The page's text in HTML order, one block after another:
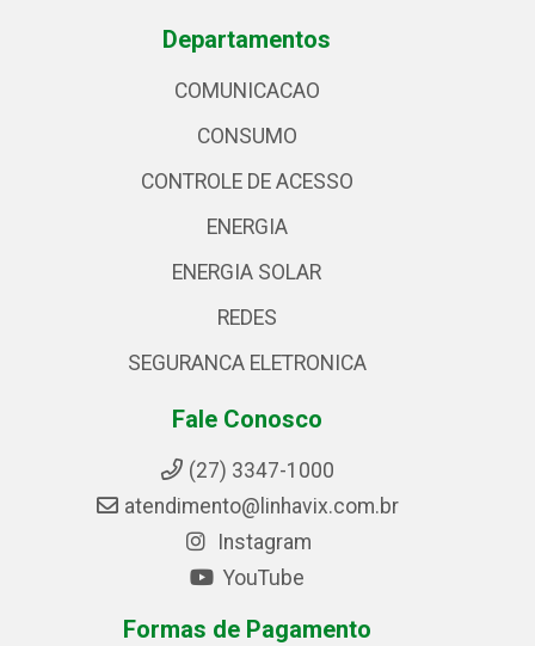
Departamentos
COMUNICACAO
CONSUMO
CONTROLE DE ACESSO
ENERGIA
ENERGIA SOLAR
REDES
SEGURANCA ELETRONICA
Fale Conosco
(27) 3347-1000
atendimento@linhavix.com.br
Instagram
YouTube
Formas de Pagamento